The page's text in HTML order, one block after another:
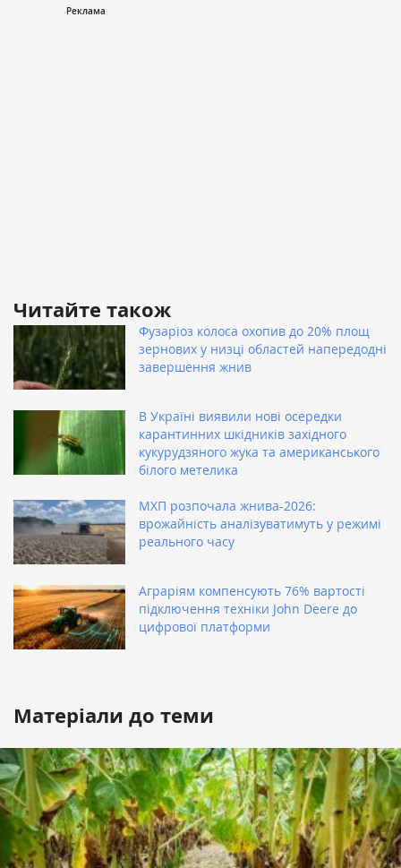
Читайте також
Фузаріоз колоса охопив до 20% площ
зернових у низці областей напередодні
завершення жнив
В Україні виявили нові осередки
карантинних шкідників західного
кукурудзяного жука та американського
білого метелика
МХП розпочала жнива-2026:
врожайність аналізуватимуть у режимі
реального часу
Аграріям компенсують 76% вартості
підключення техніки John Deere до
цифрової платформи
Матеріали до теми